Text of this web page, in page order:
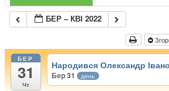
БЕР – КВІ 2022
БЕР
31
Чт
Народився Олександр
Бер 31 день